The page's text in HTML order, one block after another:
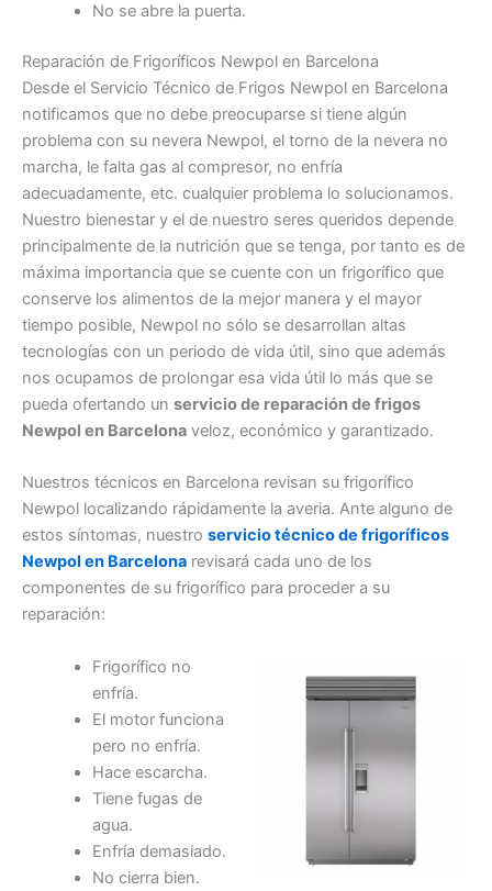
No se abre la puerta.
Reparación de Frigoríficos Newpol en Barcelona
Desde el Servicio Técnico de Frigos Newpol en Barcelona
notificamos que no debe preocuparse si tiene algún
problema con su nevera Newpol, el torno de la nevera no
marcha, le falta gas al compresor, no enfría
adecuadamente, etc. cualquier problema lo solucionamos.
Nuestro bienestar y el de nuestro seres queridos depende
principalmente de la nutrición que se tenga, por tanto es de
máxima importancia que se cuente con un frigorífico que
conserve los alimentos de la mejor manera y el mayor
tiempo posible, Newpol no sólo se desarrollan altas
tecnologías con un periodo de vida útil, sino que además
nos ocupamos de prolongar esa vida útil lo más que se
pueda ofertando un servicio de reparación de frigos
Newpol en Barcelona veloz, económico y garantizado.
Nuestros técnicos en Barcelona revisan su frigorífico
Newpol localizando rápidamente la averia. Ante alguno de
estos síntomas, nuestro servicio técnico de frigoríficos
Newpol en Barcelona revisará cada uno de los
componentes de su frigorífico para proceder a su
reparación:
Frigorífico no
enfría.
El motor funciona
pero no enfría.
Hace escarcha.
Tiene fugas de
agua.
Enfría demasiado.
No cierra bien.